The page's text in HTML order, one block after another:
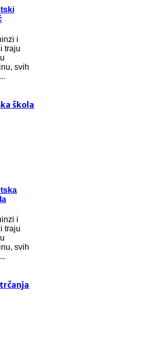
i
traju
svih
škola
i
traju
svih